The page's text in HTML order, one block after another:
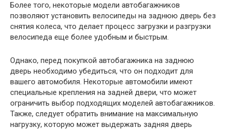
Более того, некоторые модели автобагажников
позволяют установить велосипеды на заднюю дверь без
снятия колеса, что делает процесс загрузки и разгрузки
велосипеда еще более удобным и быстрым.
Однако, перед покупкой автобагажника на заднюю
дверь необходимо убедиться, что он подходит для
вашего автомобиля. Некоторые автомобили имеют
специальные крепления на задней двери, что может
ограничить выбор подходящих моделей автобагажников.
Также, следует обратить внимание на максимальную
нагрузку, которую может выдержать задняя дверь